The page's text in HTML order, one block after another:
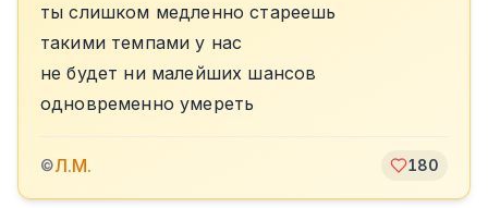
ты слишком медленно стареешь
такими темпами у нас
не будет ни малейших шансов
одновременно умереть
©Л.М. 180